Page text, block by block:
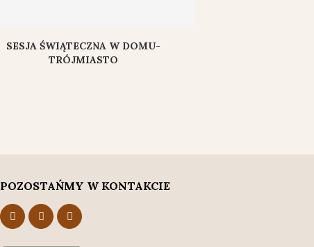
SESJA ŚWIĄTECZNA W DOMU-
TRÓJMIASTO
POZOSTAŃMY W KONTAKCIE